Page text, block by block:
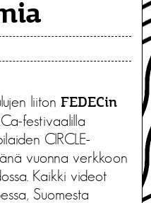
liiton FEDECin
festivaalilla
CIRCLE-
vuonna verkkoon
Kaikki videot
Suomesta